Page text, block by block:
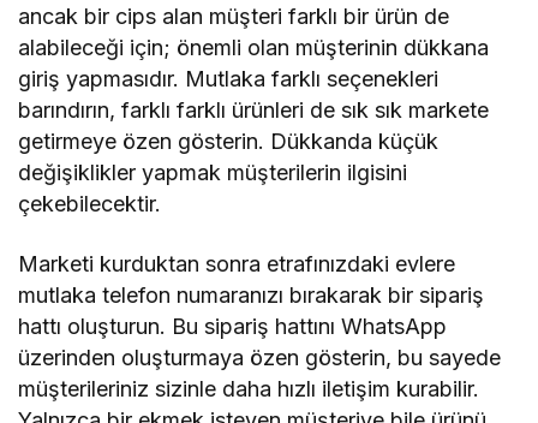
ancak bir cips alan müşteri farklı bir ürün de
alabileceği için; önemli olan müşterinin dükkana
giriş yapmasıdır. Mutlaka farklı seçenekleri
barındırın, farklı farklı ürünleri de sık sık markete
getirmeye özen gösterin. Dükkanda küçük
değişiklikler yapmak müşterilerin ilgisini
çekebilecektir.
Marketi kurduktan sonra etrafınızdaki evlere
mutlaka telefon numaranızı bırakarak bir sipariş
hattı oluşturun. Bu sipariş hattını WhatsApp
üzerinden oluşturmaya özen gösterin, bu sayede
müşterileriniz sizinle daha hızlı iletişim kurabilir.